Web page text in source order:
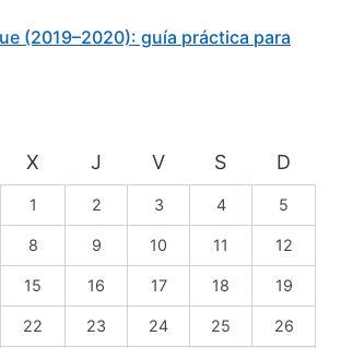
(2019–2020): guía práctica para
X J V S D
1 2 3 4 5
8 9 10 11 12
15 16 17 18 19
22 23 24 25 26